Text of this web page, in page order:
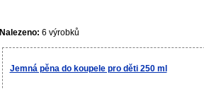
Nalezeno: 6 výrobků
Jemná pěna do koupele pro děti 250 ml